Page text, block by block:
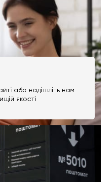
або надішліть нам
якості